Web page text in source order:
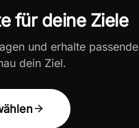
für deine Ziele
und erhalte passende
dein Ziel.